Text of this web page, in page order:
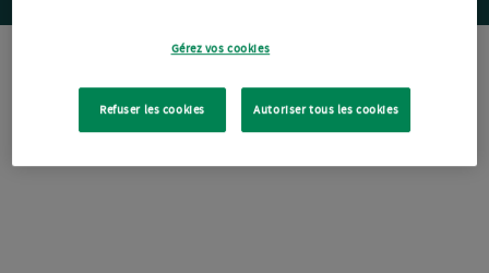
Gérez vos cookies
Refuser les cookies Autoriser tous les cookies